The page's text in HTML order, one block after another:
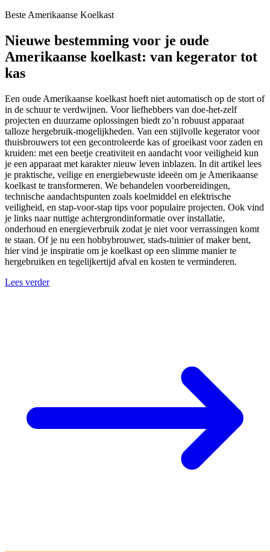
Beste Amerikaanse Koelkast
Nieuwe bestemming voor je oude
Amerikaanse koelkast: van kegerator tot
kas
Een oude Amerikaanse koelkast hoeft niet automatisch op de stort of
in de schuur te verdwijnen. Voor liefhebbers van doe-het-zelf
projecten en duurzame oplossingen biedt zo’n robuust apparaat
talloze hergebruik-mogelijkheden. Van een stijlvolle kegerator voor
thuisbrouwers tot een gecontroleerde kas of groeikast voor zaden en
kruiden: met een beetje creativiteit en aandacht voor veiligheid kun
je een apparaat met karakter nieuw leven inblazen. In dit artikel lees
je praktische, veilige en energiebewuste ideeën om je Amerikaanse
koelkast te transformeren. We behandelen voorbereidingen,
technische aandachtspunten zoals koelmiddel en elektrische
veiligheid, en stap-voor-stap tips voor populaire projecten. Ook vind
je links naar nuttige achtergrondinformatie over installatie,
onderhoud en energieverbruik zodat je niet voor verrassingen komt
te staan. Of je nu een hobbybrouwer, stads-tuinier of maker bent,
hier vind je inspiratie om je koelkast op een slimme manier te
hergebruiken en tegelijkertijd afval en kosten te verminderen.
Lees verder